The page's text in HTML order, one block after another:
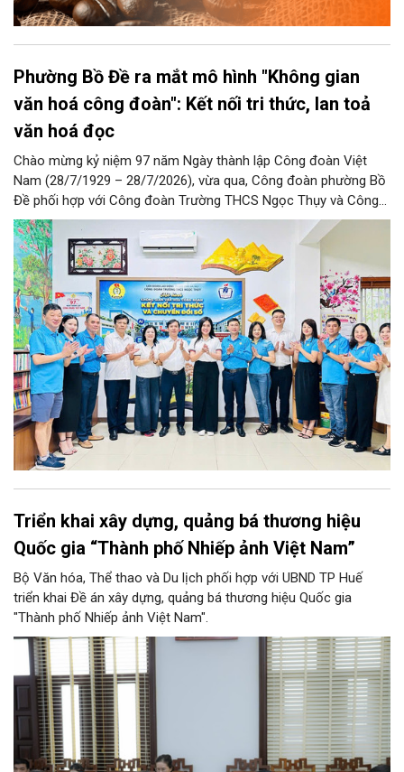
Phường Bồ Đề ra mắt mô hình "Không gian
văn hoá công đoàn": Kết nối tri thức, lan toả
văn hoá đọc
Chào mừng kỷ niệm 97 năm Ngày thành lập Công đoàn Việt
Nam (28/7/1929 – 28/7/2026), vừa qua, Công đoàn phường Bồ
Đề phối hợp với Công đoàn Trường THCS Ngọc Thụy và Công
đoàn Trường Tiểu học Ái Mộ B tổ chức Lễ ra mắt Mô hình
“Không gian văn hóa công đoàn”.
Triển khai xây dựng, quảng bá thương hiệu
Quốc gia “Thành phố Nhiếp ảnh Việt Nam”
Bộ Văn hóa, Thể thao và Du lịch phối hợp với UBND TP Huế
triển khai Đề án xây dựng, quảng bá thương hiệu Quốc gia
"Thành phố Nhiếp ảnh Việt Nam".